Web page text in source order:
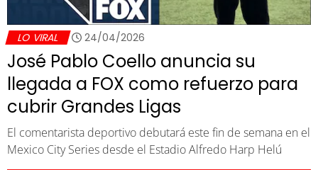
LO VIRAL 24/04/2026
José Pablo Coello anuncia su
llegada a FOX como refuerzo para
cubrir Grandes Ligas
El comentarista deportivo debutará este fin de semana en el
Mexico City Series desde el Estadio Alfredo Harp Helú